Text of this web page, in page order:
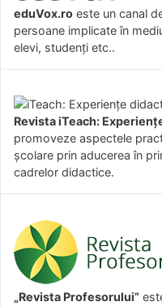
eduVox.ro este un canal
persoane implicate în
elevi, studenți etc..
Revista iTeach:
promoveze aspectele
şcolare prin aducerea în
cadrelor didactice.
„Revista Profesorului”